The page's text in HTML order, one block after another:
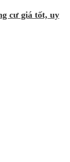
cư giá tốt, uy